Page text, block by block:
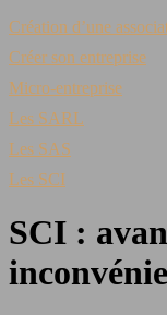
Création d’une
Créer son entreprise
Micro-entreprise
Les SARL
Les SAS
Les SCI
SCI :